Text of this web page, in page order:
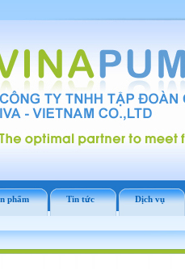
phẩm Tin tức Dịch vụ